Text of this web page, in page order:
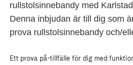
rullstolsinnebandy med
Denna inbjudan är till dig som
prova rullstolsinnebandy och/
Ett prova på-tillfälle för dig med